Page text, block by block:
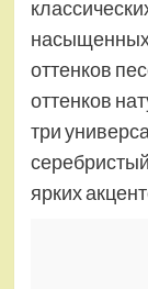
оттенков
оттенков
три
ярких